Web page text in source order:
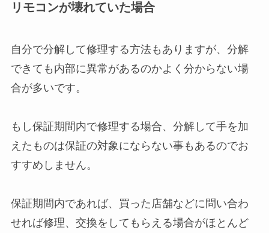
リモコンが壊れていた場合
自分で分解して修理する方法もありますが、分解
できても内部に異常があるのかよく分からない場
合が多いです。
もし保証期間内で修理する場合、分解して手を加
えたものは保証の対象にならない事もあるのでお
すすめしません。
保証期間内であれば、買った店舗などに問い合わ
せれば修理、交換をしてもらえる場合がほとんど